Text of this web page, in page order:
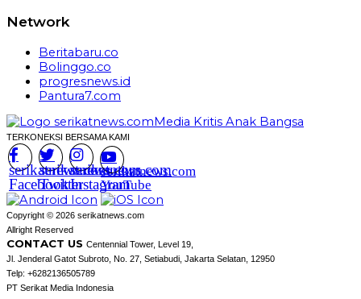
Network
Beritabaru.co
Bolinggo.co
progresnews.id
Pantura7.com
TERKONEKSI BERSAMA KAMI
serikatnews.com
Facebook
serikatnews.com
Twitter
serikatnews.com
Instagram
serikatnews.com
YouTube
Copyright © 2026 serikatnews.com
Allright Reserved
CONTACT US Centennial Tower, Level 19,
Jl. Jenderal Gatot Subroto, No. 27, Setiabudi, Jakarta Selatan, 12950
Telp: +6282136505789
PT Serikat Media Indonesia